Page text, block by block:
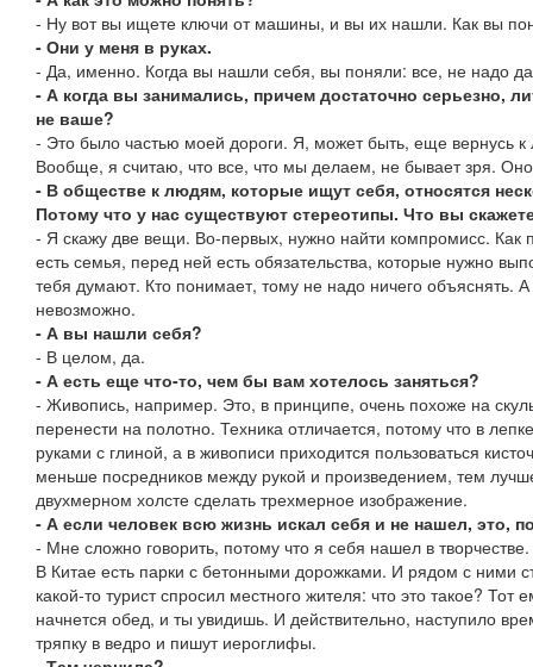
- Ну вот вы ищете ключи от машины, и вы их нашли. Как вы
- Они у меня в руках.
- Да, именно. Когда вы нашли себя, вы поняли: все, не надо
- А когда вы занимались, причем достаточно серьезно,
не ваше?
- Это было частью моей дороги. Я, может быть, еще вернусь к
Вообще, я считаю, что все, что мы делаем, не бывает зря. Оно
- В обществе к людям, которые ищут себя, относятся
Потому что у нас существуют стереотипы. Что вы
- Я скажу две вещи. Во-первых, нужно найти компромисс. Как
есть семья, перед ней есть обязательства, которые нужно
тебя думают. Кто понимает, тому не надо ничего объяснять.
невозможно.
- А вы нашли себя?
- В целом, да.
- А есть еще что-то, чем бы вам хотелось заняться?
- Живопись, например. Это, в принципе, очень похоже на
перенести на полотно. Техника отличается, потому что в
руками с глиной, а в живописи приходится пользоваться
меньше посредников между рукой и произведением, тем
двухмерном холсте сделать трехмерное изображение.
- А если человек всю жизнь искал себя и не нашел, это,
- Мне сложно говорить, потому что я себя нашел в
В Китае есть парки с бетонными дорожками. И рядом с ними
какой-то турист спросил местного жителя: что это такое? Тот
начнется обед, и ты увидишь. И действительно, наступило
тряпку в ведро и пишут иероглифы.